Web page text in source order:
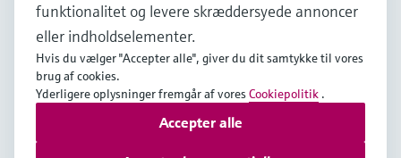
DNK •Dansk
Copyright © Endress+Hauser Group Services AG
Interneterklæring og ansvarsfraskrivelse
Salgs- & leveringsbetingelser
funktionalitet og levere skræddersyede annoncer
eller indholdselementer.
Hvis du vælger "Accepter alle", giver du dit samtykke til vores
brug af cookies.
Yderligere oplysninger fremgår af voresCookiepolitik .
Accepter alle